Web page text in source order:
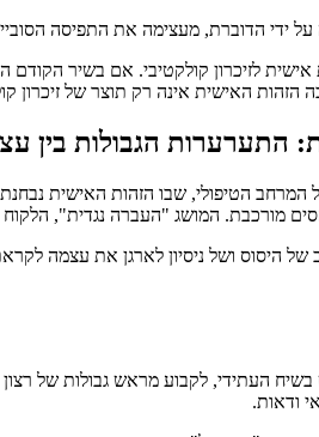
ידי הדוברת, מעצימה את התפיסה
אישית לזיכרון קולקטיבי. אם בשיר
הזהות האישית אינה רק תוצר של
התערערות הגבולות בין
הטיפולי, שבו הזהות האישית
מורכבת. המושג "העברה נגדית",
היסוס ושל ניסיון לארגן את עצמה
בשיח העתידי, לקבוע מראש גבולות של
ודאות.